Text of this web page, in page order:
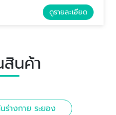
ดูรายละเอียด
นค้า
างกาย ระยอง